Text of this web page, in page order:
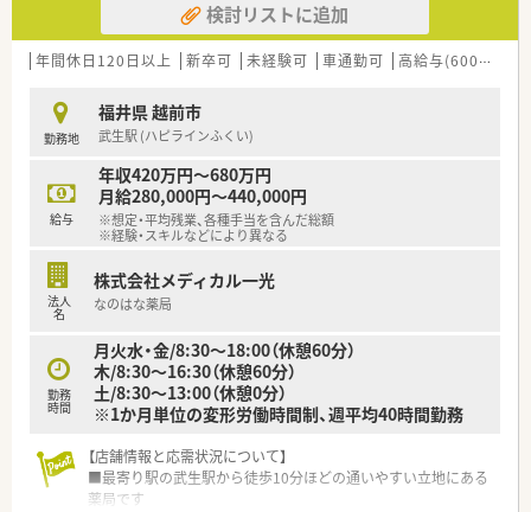
検討リストに追加
年間休日120日以上 新卒可 未経験可 車通勤可 高給与(600万円以上)
勤務地
福井県 越前市
武生駅 (ハピラインふくい)
給与
年収420万円～680万円
月給280,000円～440,000円
※想定・平均残業、各種手当を含んだ総額
※経験・スキルなどにより異なる
法人
名
株式会社メディカル一光
なのはな薬局
勤務
時間
月火水・金/8:30～18:00（休憩60分）
木/8:30～16:30（休憩60分）
土/8:30～13:00（休憩0分）
※1か月単位の変形労働時間制、週平均40時間勤務
【店舗情報と応需状況について】
■最寄り駅の武生駅から徒歩10分ほどの通いやすい立地にある
薬局です